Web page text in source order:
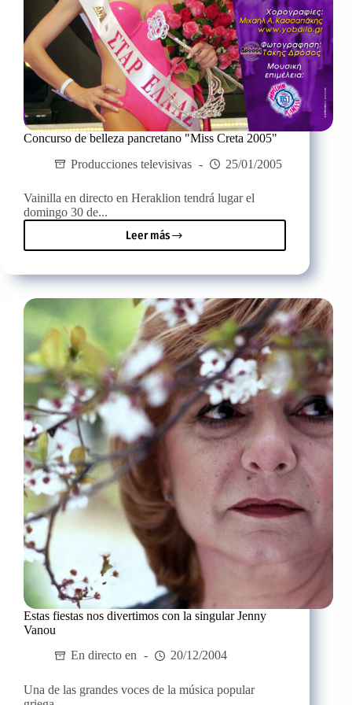
Concurso de belleza pancretano "Miss Creta 2005"
Producciones televisivas
25/01/2005
Vainilla en directo en Heraklion tendrá lugar el
domingo 30 de...
Leer másConcurso
de
pancretano
"Miss
Creta
2005"
Estas fiestas nos divertimos con la singular Jenny
Vanou
En directo en
20/12/2004
Una de las grandes voces de la música popular